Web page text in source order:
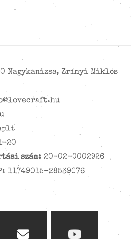
Nagykanizsa, Zrínyi Miklós
20
szám: 20-02-0002926
11749015-28539076